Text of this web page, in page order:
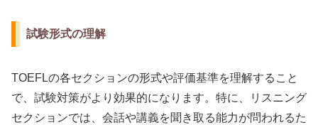
試験形式の理解
TOEFLの各セクションの形式や評価基準を理解すること
で、試験対策がより効果的になります。特に、リスニング
セクションでは、会話や講義を聞き取る能力が問われるた